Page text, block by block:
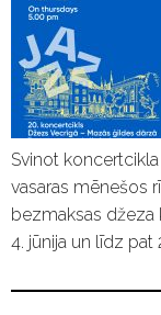
Svinot
vasaras mēnešos
bezmaksas
4. jūnija un līdz pat